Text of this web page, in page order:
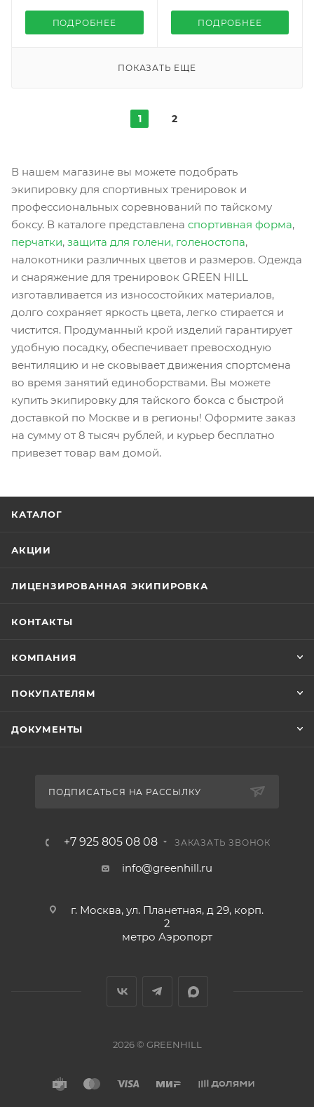
ПОДРОБНЕЕ ПОДРОБНЕЕ
ПОКАЗАТЬ ЕЩЕ
1 2
В нашем магазине вы можете подобрать
экипировку для спортивных тренировок и
профессиональных соревнований по тайскому
боксу. В каталоге представлена спортивная форма,
перчатки, защита для голени, голеностопа,
налокотники различных цветов и размеров. Одежда
и снаряжение для тренировок GREEN HILL
изготавливается из износостойких материалов,
долго сохраняет яркость цвета, легко стирается и
чистится. Продуманный крой изделий гарантирует
удобную посадку, обеспечивает превосходную
вентиляцию и не сковывает движения спортсмена
во время занятий единоборствами. Вы можете
купить экипировку для тайского бокса с быстрой
доставкой по Москве и в регионы! Оформите заказ
на сумму от 8 тысяч рублей, и курьер бесплатно
привезет товар вам домой.
КАТАЛОГ
АКЦИИ
ЛИЦЕНЗИРОВАННАЯ ЭКИПИРОВКА
КОНТАКТЫ
КОМПАНИЯ
ПОКУПАТЕЛЯМ
ДОКУМЕНТЫ
ПОДПИСАТЬСЯ НА РАССЫЛКУ
+7 925 805 08 08 ЗАКАЗАТЬ ЗВОНОК
info@greenhill.ru
г. Москва, ул. Планетная, д 29, корп.
2
метро Аэропорт
2026 © GREENHILL